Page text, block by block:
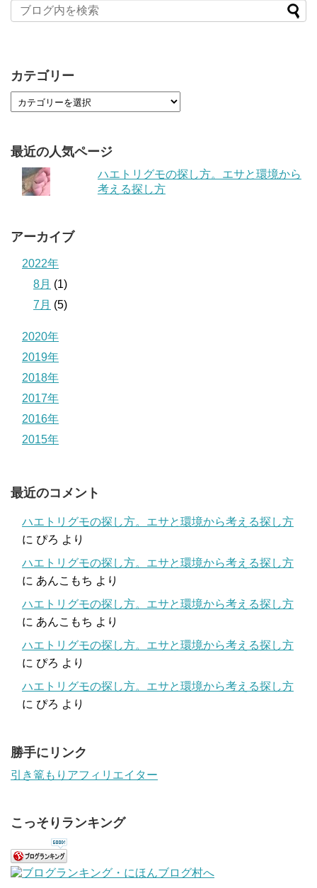
カテゴリー
最近の人気ページ
ハエトリグモの探し方。エサと環境から
考える探し方
アーカイブ
2022年
8月 (1)
7月 (5)
2020年
2019年
2018年
2017年
2016年
2015年
最近のコメント
ハエトリグモの探し方。エサと環境から考える探し方
に ぴろ より
ハエトリグモの探し方。エサと環境から考える探し方
に あんこもち より
ハエトリグモの探し方。エサと環境から考える探し方
に あんこもち より
ハエトリグモの探し方。エサと環境から考える探し方
に ぴろ より
ハエトリグモの探し方。エサと環境から考える探し方
に ぴろ より
勝手にリンク
引き篭もりアフィリエイター
こっそりランキング